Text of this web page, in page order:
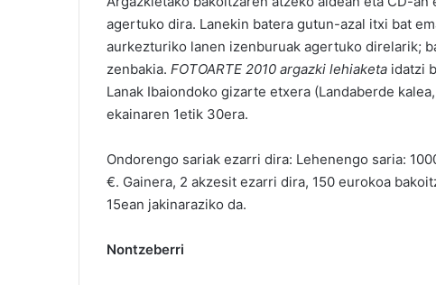
agertuko dira. Lanekin batera gutun-azal itxi bat
aurkezturiko lanen izenburuak agertuko direlarik;
zenbakia. FOTOARTE 2010 argazki lehiaketa idatzi
Lanak Ibaiondoko gizarte etxera (Landaberde
ekainaren 1etik 30era.
Ondorengo sariak ezarri dira: Lehenengo saria:
€. Gainera, 2 akzesit ezarri dira, 150 eurokoa
15ean jakinaraziko da.
Nontzeberri